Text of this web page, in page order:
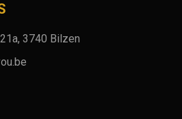
3740 Bilzen